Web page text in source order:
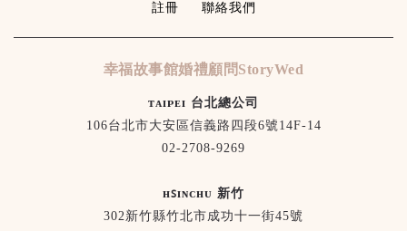
註冊
聯絡我們
幸福故事館婚禮顧問StoryWed
ᴛᴀɪᴘᴇɪ 台北總公司
106台北市大安區信義路四段6號14F-14
02-2708-9269
ʜꜱɪɴᴄʜᴜ 新竹
302新竹縣竹北市成功十一街45號